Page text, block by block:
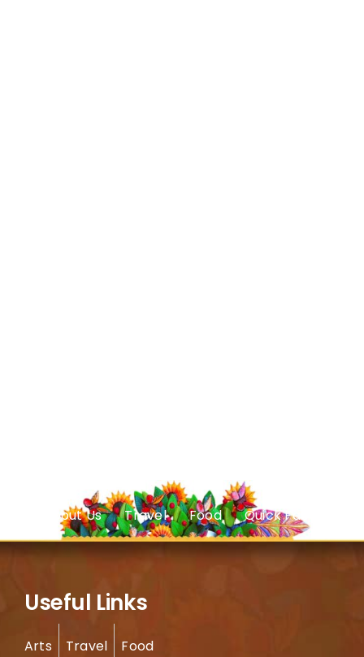
About Us Travel Food Quick Facts
Useful Links
Arts Travel Food